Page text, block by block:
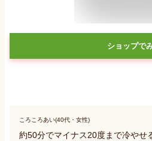
ショップで
ころころあい(40代・女性)
約50分でマイナス20度まで冷やせ